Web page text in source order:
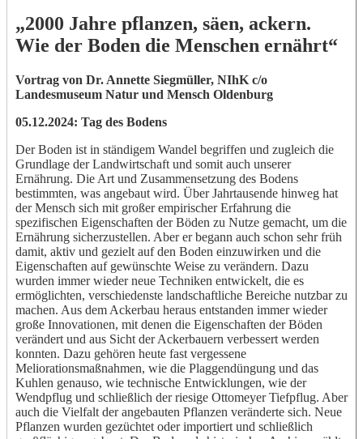
„2000 Jahre pflanzen, säen, ackern.
Wie der Boden die Menschen ernährt“
Vortrag von Dr. Annette Siegmüller, NIhK c/o
Landesmuseum Natur und Mensch Oldenburg
05.12.2024: Tag des Bodens
Der Boden ist in ständigem Wandel begriffen und zugleich die
Grundlage der Landwirtschaft und somit auch unserer
Ernährung. Die Art und Zusammensetzung des Bodens
bestimmten, was angebaut wird. Über Jahrtausende hinweg hat
der Mensch sich mit großer empirischer Erfahrung die
spezifischen Eigenschaften der Böden zu Nutze gemacht, um die
Ernährung sicherzustellen. Aber er begann auch schon sehr früh
damit, aktiv und gezielt auf den Boden einzuwirken und die
Eigenschaften auf gewünschte Weise zu verändern. Dazu
wurden immer wieder neue Techniken entwickelt, die es
ermöglichten, verschiedenste landschaftliche Bereiche nutzbar zu
machen. Aus dem Ackerbau heraus entstanden immer wieder
große Innovationen, mit denen die Eigenschaften der Böden
verändert und aus Sicht der Ackerbauern verbessert werden
konnten. Dazu gehören heute fast vergessene
Meliorationsmaßnahmen, wie die Plaggendüngung und das
Kuhlen genauso, wie technische Entwicklungen, wie der
Wendpflug und schließlich der riesige Ottomeyer Tiefpflug. Aber
auch die Vielfalt der angebauten Pflanzen veränderte sich. Neue
Pflanzen wurden gezüchtet oder importiert und schließlich